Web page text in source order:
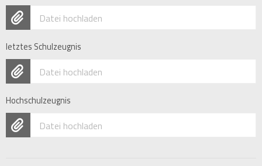
Datei hochladen
letztes Schulzeugnis
Datei hochladen
Hochschulzeugnis
Datei hochladen